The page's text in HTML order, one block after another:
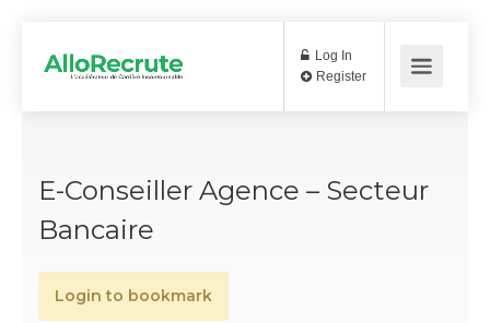
Log In
E-Conseiller Agence – Secteur
Bancaire
Login to bookmark